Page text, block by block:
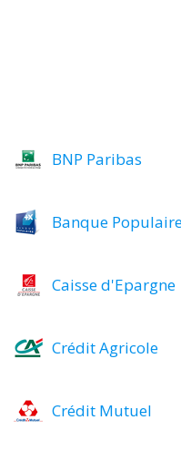
BNP Paribas
Banque
Caisse d'Epargne
Crédit Agricole
Crédit Mutuel